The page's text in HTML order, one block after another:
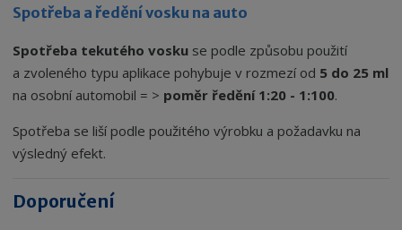
Spotřeba a ředění vosku na auto
Spotřeba tekutého vosku se podle způsobu použití
a zvoleného typu aplikace pohybuje v rozmezí od 5 do 25 ml
na osobní automobil = > poměr ředění 1:20 - 1:100.
Spotřeba se liší podle použitého výrobku a požadavku na
výsledný efekt.
Doporučení